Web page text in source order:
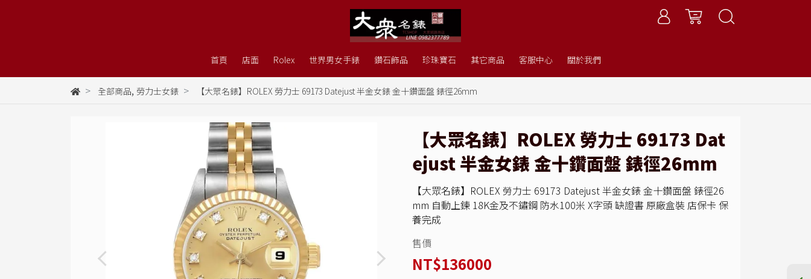
首頁 店面 Rolex 世界男女手錶 鑽石飾品 珍珠寶石 其它商品 客服中心 關於我們
全部商品, 勞力士女錶 【大眾名錶】ROLEX 勞力士 69173 Datejust 半金女錶 金十鑽面盤 錶徑26mm
【大眾名錶】ROLEX 勞力士 69173 Dat
ejust 半金女錶 金十鑽面盤 錶徑26mm
【大眾名錶】ROLEX 勞力士 69173 Datejust 半金女錶 金十鑽面盤 錶徑26
mm 自動上鍊 18K金及不鏽鋼 防水100米 X字頭 缺證書 原廠盒裝 店保卡 保
養完成
售價
NT$136000